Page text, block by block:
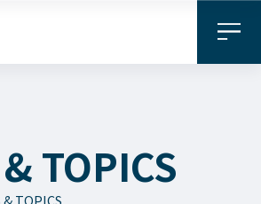
TOPICS
& TOPICS